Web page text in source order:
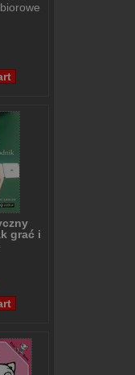
grać i